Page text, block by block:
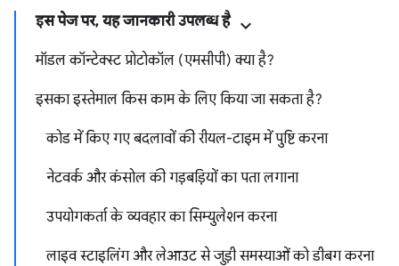
इस पेज पर, यह जानकारी उपलब्ध है
मॉडल कॉन्टेक्स्ट प्रोटोकॉल (एमसीपी) क्या है?
इसका इस्तेमाल किस काम के लिए किया जा सकता है?
कोड में किए गए बदलावों की रीयल-टाइम में पुष्टि करना
नेटवर्क और कंसोल की गड़बड़ियों का पता लगाना
उपयोगकर्ता के व्यवहार का सिम्युलेशन करना
लाइव स्टाइलिंग और लेआउट से जुड़ी समस्याओं को डीबग करना